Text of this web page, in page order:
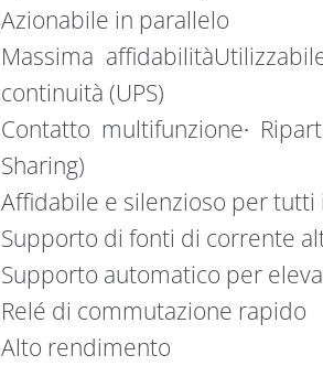
Azionabile in parallelo
Massima
continuità (UPS)
Contatto multifunzione∙
Sharing)
Affidabile e silenzioso per
Supporto di fonti di corrente
Supporto automatico per
Relé di commutazione rapido
Alto rendimento